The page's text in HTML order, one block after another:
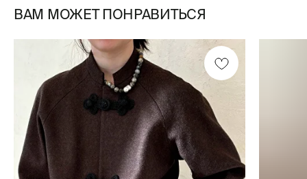
ВАМ МОЖЕТ ПОНРАВИТЬСЯ
Смотреть все /